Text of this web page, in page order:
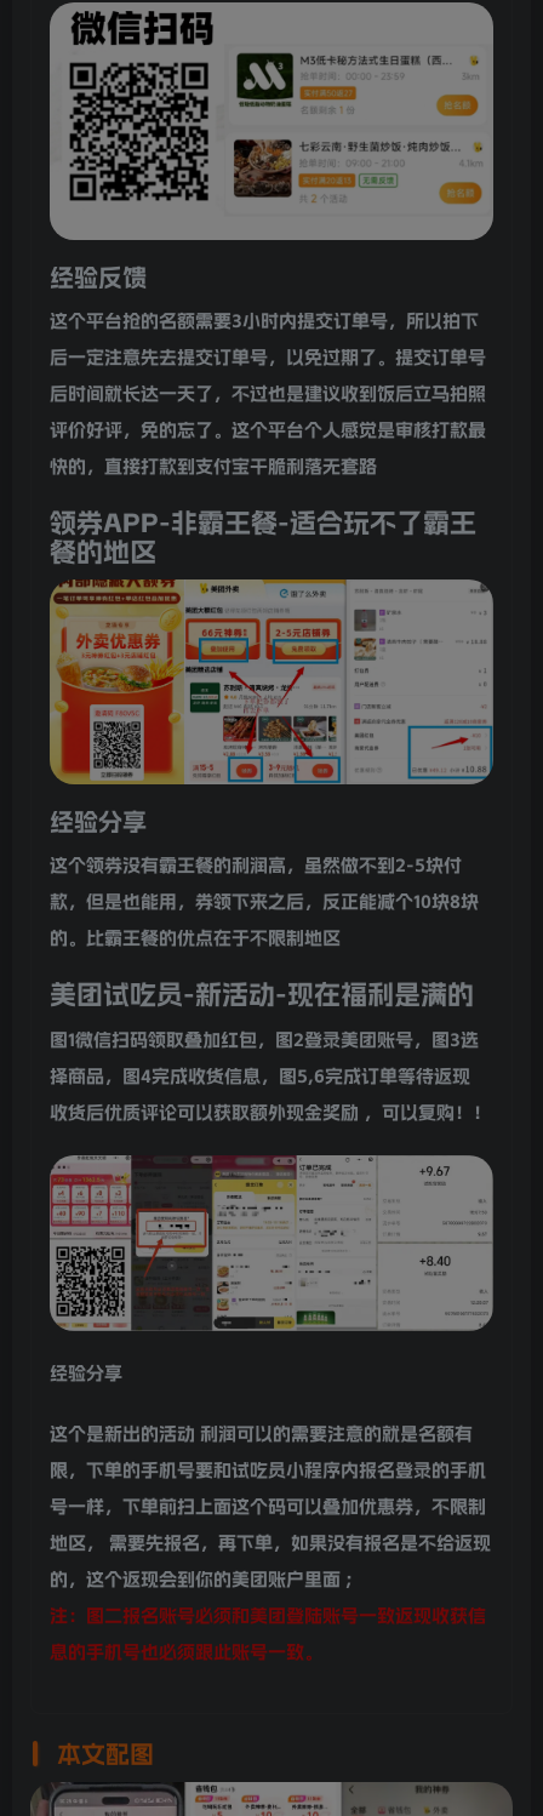
经验反馈
这个平台抢的名额需要3小时内提交订单号，所以拍下
后一定注意先去提交订单号，以免过期了。提交订单号
后时间就长达一天了，不过也是建议收到饭后立马拍照
评价好评，免的忘了。这个平台个人感觉是审核打款最
快的，直接打款到支付宝干脆利落无套路
领券APP-非霸王餐-适合玩不了霸王
餐的地区
经验分享
这个领券没有霸王餐的利润高，虽然做不到2-5块付
款，但是也能用，券领下来之后，反正能减个10块8块
的。比霸王餐的优点在于不限制地区
美团试吃员-新活动-现在福利是满的
图1微信扫码领取叠加红包，图2登录美团账号，图3选
择商品，图4完成收货信息，图5,6完成订单等待返现
收货后优质评论可以获取额外现金奖励 ，可以复购！！
经验分享
这个是新出的活动 利润可以的需要注意的就是名额有
限，下单的手机号要和试吃员小程序内报名登录的手机
号一样，下单前扫上面这个码可以叠加优惠券，不限制
地区， 需要先报名，再下单，如果没有报名是不给返现
的，这个返现会到你的美团账户里面 ;
注：图二报名账号必须和美团登陆账号一致返现收获信
息的手机号也必须跟此账号一致。
本文配图